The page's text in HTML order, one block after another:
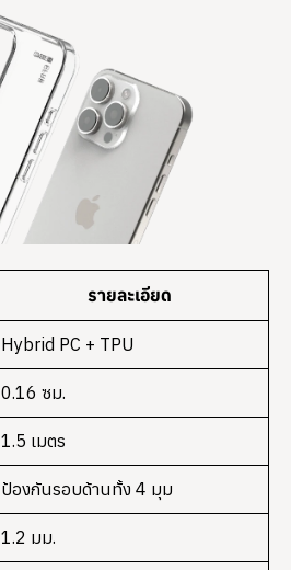
รายละเอียด
Hybrid PC + TPU
0.16 ซม.
1.5 เมตร
ป้องกันรอบด้านทั้ง 4 มุม
1.2 มม.